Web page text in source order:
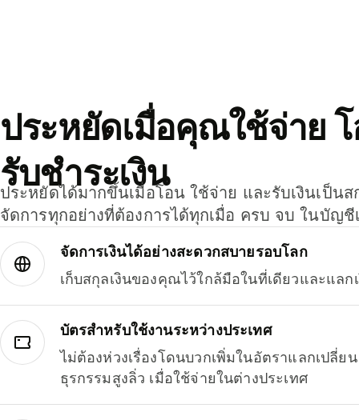
ประหยัดเมื่อคุณใช้จ่าย โ
รับชำระเงิน
ประหยัดได้มากขึ้นเมื่อโอน ใช้จ่าย และรับเงินเป็น
จัดการทุกอย่างที่ต้องการได้ทุกเมื่อ ครบ จบ ในบัญชี
จัดการเงินได้อย่างสะดวกสบายรอบโลก
เก็บสกุลเงินของคุณไว้ใกล้มือในที่เดียวและแลก
บัตรสำหรับใช้งานระหว่างประเทศ
ไม่ต้องห่วงเรื่องโดนบวกเพิ่มในอัตราแลกเปลี่ย
ธุรกรรมสูงลิ่ว เมื่อใช้จ่ายในต่างประเทศ